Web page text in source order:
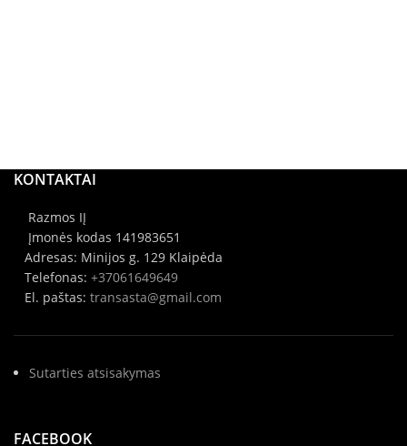
KONTAKTAI
Razmos IĮ
Įmonės kodas 141983651
Adresas: Minijos g. 129 Klaipėda
Telefonas: +37061649649
El. paštas: transasta@gmail.com
Sutarties atsisakymas
FACEBOOK